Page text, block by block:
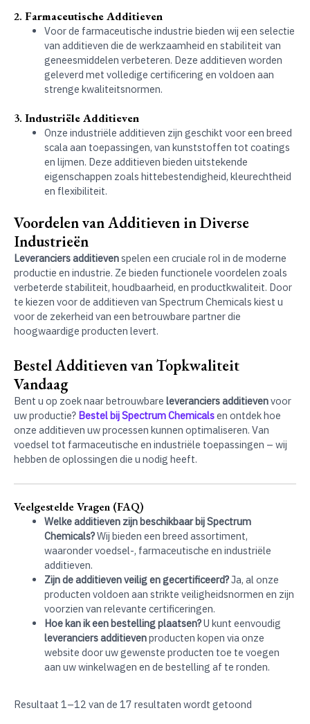
2. Farmaceutische Additieven
Voor de farmaceutische industrie bieden wij een selectie
van additieven die de werkzaamheid en stabiliteit van
geneesmiddelen verbeteren. Deze additieven worden
geleverd met volledige certificering en voldoen aan
strenge kwaliteitsnormen.
3. Industriële Additieven
Onze industriële additieven zijn geschikt voor een breed
scala aan toepassingen, van kunststoffen tot coatings
en lijmen. Deze additieven bieden uitstekende
eigenschappen zoals hittebestendigheid, kleurechtheid
en flexibiliteit.
Voordelen van Additieven in Diverse
Industrieën
Leveranciers additievenspelen een cruciale rol in de moderne
productie en industrie. Ze bieden functionele voordelen zoals
verbeterde stabiliteit, houdbaarheid, en productkwaliteit. Door
te kiezen voor de additieven van Spectrum Chemicals kiest u
voor de zekerheid van een betrouwbare partner die
hoogwaardige producten levert.
Bestel Additieven van Topkwaliteit
Vandaag
Bent u op zoek naar betrouwbare leveranciers additievenvoor
uw productie? Bestel bij Spectrum Chemicalsen ontdek hoe
onze additieven uw processen kunnen optimaliseren. Van
voedsel tot farmaceutische en industriële toepassingen – wij
hebben de oplossingen die u nodig heeft.
Veelgestelde Vragen (FAQ)
Welke additieven zijn beschikbaar bij Spectrum
Chemicals?Wij bieden een breed assortiment,
waaronder voedsel-, farmaceutische en industriële
additieven.
Zijn de additieven veilig en gecertificeerd?Ja, al onze
producten voldoen aan strikte veiligheidsnormen en zijn
voorzien van relevante certificeringen.
Hoe kan ik een bestelling plaatsen?U kunt eenvoudig
leveranciers additievenproducten kopen via onze
website door uw gewenste producten toe te voegen
aan uw winkelwagen en de bestelling af te ronden.
Resultaat 1–12 van de 17 resultaten wordt getoond